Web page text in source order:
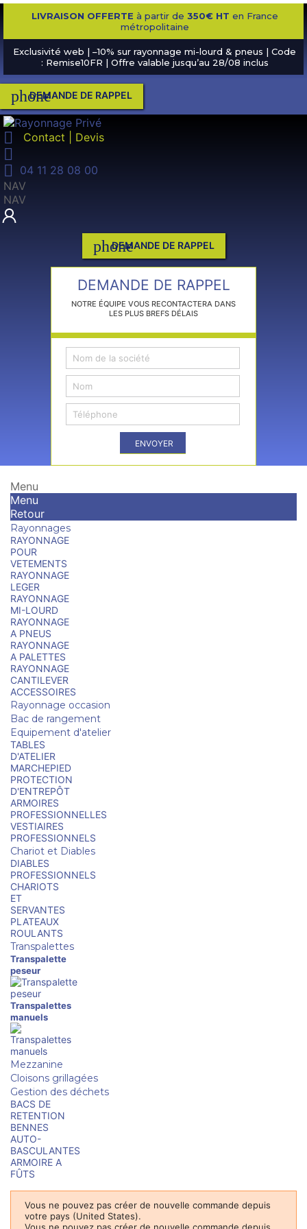
LIVRAISON OFFERTE à partir de 350€ HT en France
métropolitaine
Exclusivité web | –10% sur rayonnage mi-lourd & pneus | Code
: Remise10FR | Offre valable jusqu’au 28/08 inclus
phone
DEMANDE DE RAPPEL
 Contact | Devis


04 11 28 08 00
NAV
NAV
phone
DEMANDE DE RAPPEL
DEMANDE DE RAPPEL
NOTRE ÉQUIPE VOUS RECONTACTERA DANS
LES PLUS BREFS DÉLAIS
ENVOYER
Menu
Menu
Retour
Rayonnages
RAYONNAGE
POUR
VETEMENTS
RAYONNAGE
LEGER
RAYONNAGE
MI-LOURD
RAYONNAGE
A PNEUS
RAYONNAGE
A PALETTES
RAYONNAGE
CANTILEVER
ACCESSOIRES
Rayonnage occasion
Bac de rangement
Equipement d'atelier
TABLES
D'ATELIER
MARCHEPIED
PROTECTION
D'ENTREPÔT
ARMOIRES
PROFESSIONNELLES
VESTIAIRES
PROFESSIONNELS
Chariot et Diables
DIABLES
PROFESSIONNELS
CHARIOTS
ET
SERVANTES
PLATEAUX
ROULANTS
Transpalettes
Transpalette
peseur
Transpalettes
manuels
Mezzanine
Cloisons grillagées
Gestion des déchets
BACS DE
RETENTION
BENNES
AUTO-
BASCULANTES
ARMOIRE A
FÛTS
Vous ne pouvez pas créer de nouvelle commande depuis
votre pays (United States).